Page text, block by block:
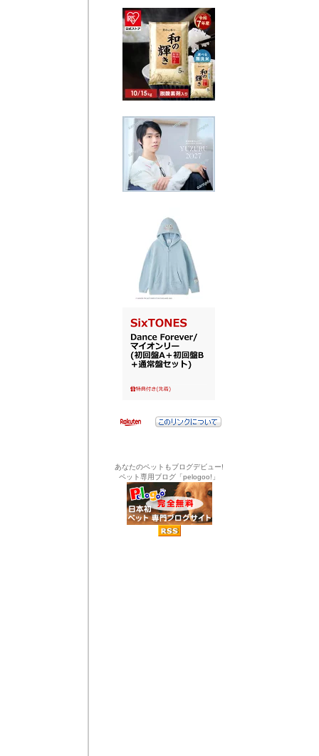
あなたのペットもブログデビュー!
ペット専用ブログ「pelogoo!」